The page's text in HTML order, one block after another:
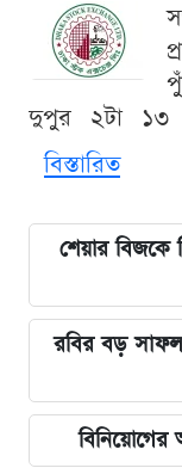
দুপুর ২টা ১৩
বিস্তারিত
শেয়ার বিজকে
রবির বড়